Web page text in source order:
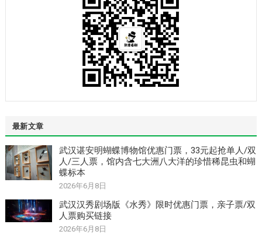
最新文章
武汉谌安明蝴蝶博物馆优惠门票，33元起抢单人/双
人/三人票，馆内含七大洲八大洋的珍惜稀昆虫和蝴
蝶标本
2026年6月8日
武汉汉秀剧场版《水秀》限时优惠门票，亲子票/双
人票购买链接
2026年6月8日